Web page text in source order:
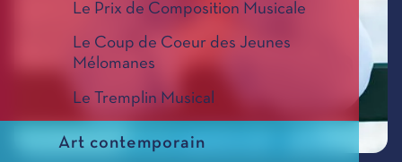
Le Prix de Composition Musicale
Le Coup de Coeur des Jeunes
Mélomanes
Le Tremplin Musical
Art contemporain